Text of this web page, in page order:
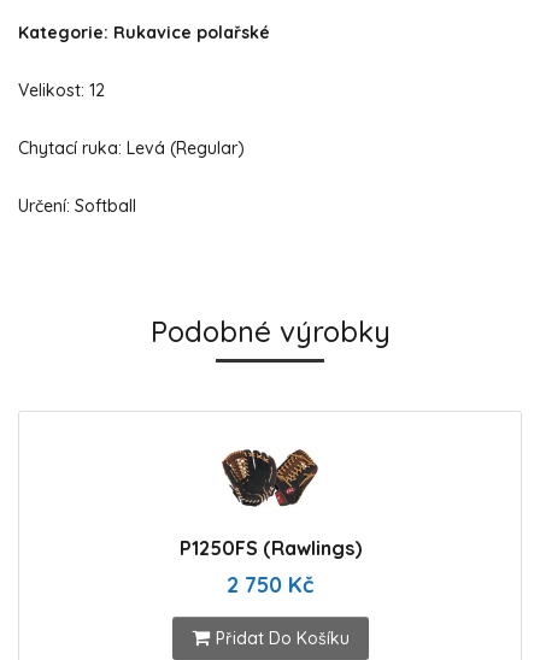
Kategorie: Rukavice polařské
Velikost: 12
Chytací ruka: Levá (Regular)
Určení: Softball
Podobné výrobky
P1250FS (Rawlings)
2 750 Kč
Přidat Do Košíku